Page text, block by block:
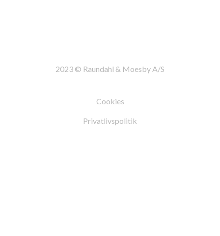
2023 © Raundahl & Moesby A/S
Cookies
Privatlivspolitik